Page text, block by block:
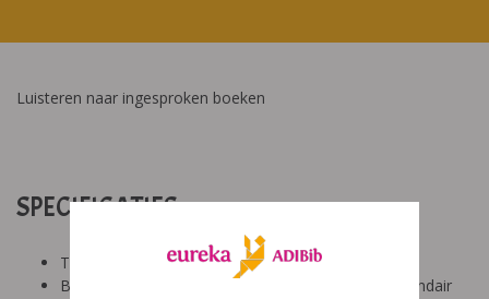
Luisteren naar ingesproken boeken
SPECIFICATIES:
Tool: van ons
Besproken Leeftijd: basisonderwijs (6-9 jaar), secundair